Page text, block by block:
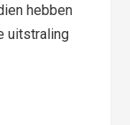
hebben
uitstraling